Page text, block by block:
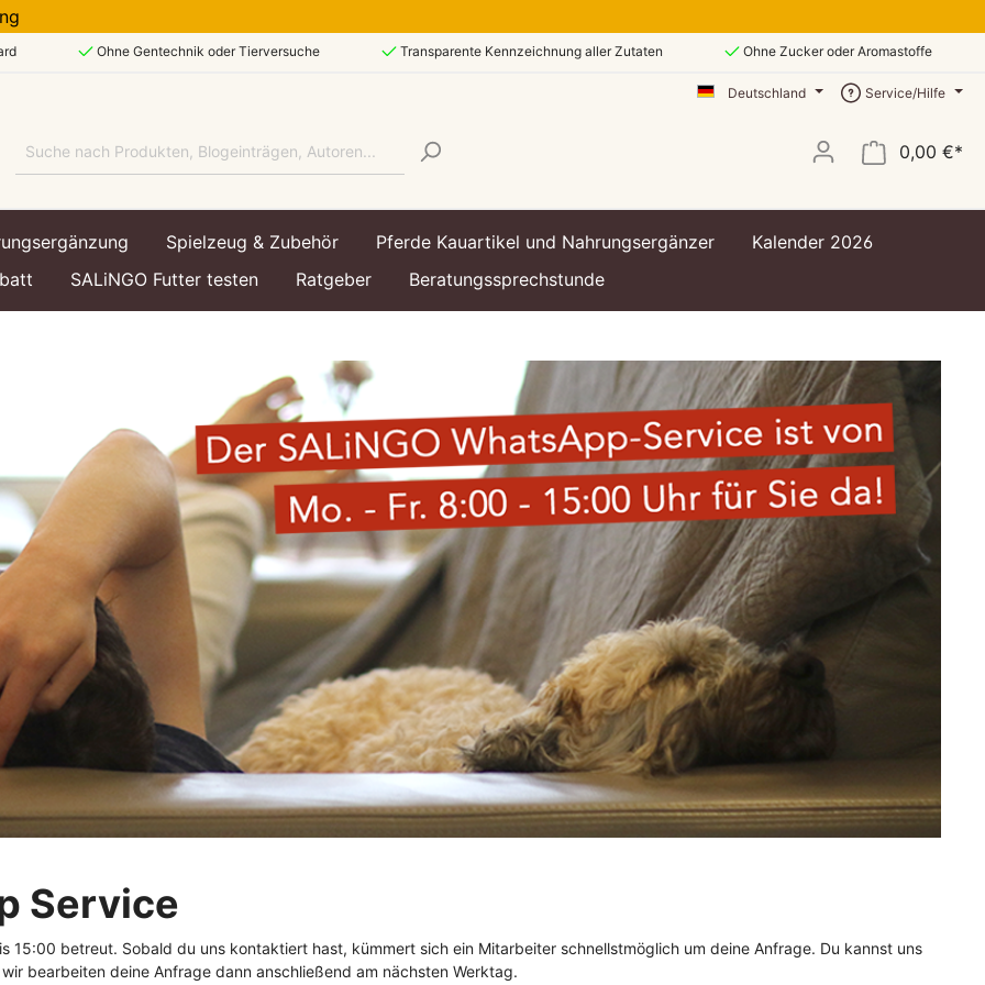
Ohne Gentechnik oder Tierversuche Transparente Kennzeichnung aller Zutaten Ohne Zucker oder Aromastoffe
Deutschland Service/Hilfe
0,00 €*
Spielzeug & Zubehör Pferde Kauartikel und Nahrungsergänzer
Kalender 2026
SALiNGO Futter testen Ratgeber Beratungssprechstunde
& Kauartikel
Lebensphase
Welpe / Junior
Ausgewachsen / Adult
Ältere Hunde / Senior
Bundles
Kennenlernpakete
Lebensphase
Getreidefrei
Sensitiv
Hypoallergen
Lebensphase
Kätzchen / Kitten
Ausgewachsen / Adult
Ältere Katzen / Senior
Zubehör
& Immunsystem
Hundespielzeug &
Hundezubehör
für Hunde Geschenkgutschein
Service
15:00 betreut. Sobald du uns kontaktiert hast, kümmert sich ein Mitarbeiter schnellstmöglich um deine Anfrage. Du kannst uns
bearbeiten deine Anfrage dann anschließend am nächsten Werktag.